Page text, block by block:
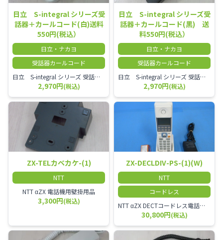
日立 S-integral シリーズ受
話器＋カールコード(白)送料
550円(税込）
日立・ナカヨ
受話器カールコード
日立 S-integral シリーズ 受話器＋カールコード セット（白）／本商品は中古品となります。 写真では分かりにくいキズ・汚れなどの使用感があります。 経年変化で日焼けの色味が強くなる場合がございます。 予めご理解・ご了承頂きますようお願いいたします。
2,970円(税込)
日立 S-integral シリーズ受
話器＋カールコード(黒) 送
料550円(税込）
日立・ナカヨ
受話器カールコード
日立 S-integral シリーズ 受話器＋カールコード セット（黒）／本商品は中古品となります。 写真では分かりにくいキズ・汚れなどの使用感があります。 経年変化で日焼けの色味が強くなる場合がございます。 予めご理解・ご了承頂きますようお願いいたします。
2,970円(税込)
ZX-TELカベカケ-(1)
NTT
NTT αZX 電話機用壁掛用品
3,300円(税込)
ZX-DECLDIV-PS-(1)(W)
NTT
コードレス
NTT αZX DECTコードレス電話機(ダイバーシティ方式)
30,800円(税込)